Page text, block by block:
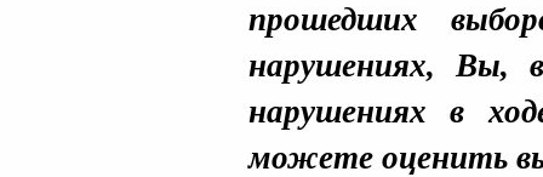
прошедших
нарушениях, Вы,
нарушениях в
можете оценить